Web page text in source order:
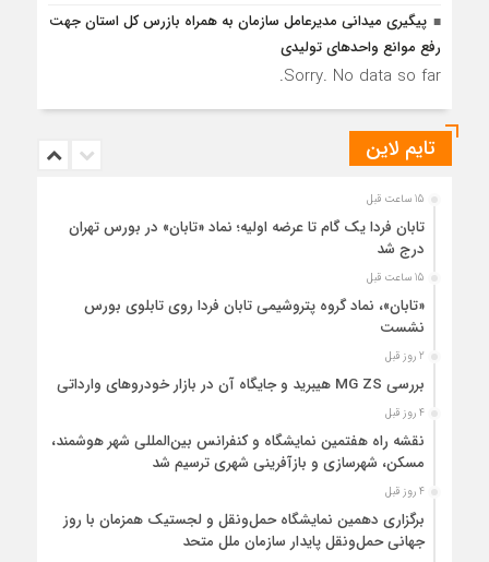
پیگیری میدانی مدیرعامل سازمان به همراه بازرس كل استان جهت
رفع موانع واحدهای تولیدی
Sorry. No data so far.
تایم لاین
15 ساعت قبل
تابان فردا یک گام تا عرضه اولیه؛ نماد «تابان» در بورس تهران
درج شد
15 ساعت قبل
«تابان»، نماد گروه پتروشیمی تابان فردا روی تابلوی بورس
نشست
2 روز قبل
بررسی MG ZS هیبرید و جایگاه آن در بازار خودروهای وارداتی
4 روز قبل
نقشه راه هفتمین نمایشگاه و کنفرانس بین‌المللی شهر هوشمند،
مسکن، شهرسازی و بازآفرینی شهری ترسیم شد
4 روز قبل
برگزاری دهمین نمایشگاه حمل‌ونقل و لجستیک همزمان با روز
جهانی حمل‌ونقل پایدار سازمان ملل متحد